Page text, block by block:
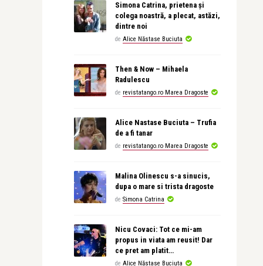
Simona Catrina, prietena și
colega noastră, a plecat, astăzi,
dintre noi
de Alice Năstase Buciuta
Then & Now – Mihaela
Radulescu
de revistatango.ro Marea Dragoste
Alice Nastase Buciuta – Trufia
de a fi tanar
de revistatango.ro Marea Dragoste
Malina Olinescu s-a sinucis,
dupa o mare si trista dragoste
de Simona Catrina
Nicu Covaci: Tot ce mi-am
propus in viata am reusit! Dar
ce pret am platit…
de Alice Năstase Buciuta